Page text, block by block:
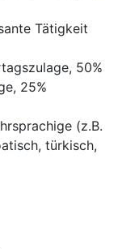
Tätigkeit
50%
25%
(z.B.
türkisch,